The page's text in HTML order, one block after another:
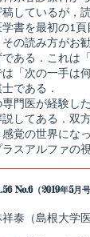
しているが，
書を最初の1
その読み方がお
ある．これは
「次の一手は
である．
門医が経験し
してある．双
覚の世界にな
スアルファの
No.6（2019年5月
泰（島根大学